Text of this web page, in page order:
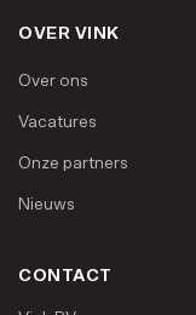
OVER VINK
Over ons
Vacatures
Onze partners
Nieuws
CONTACT